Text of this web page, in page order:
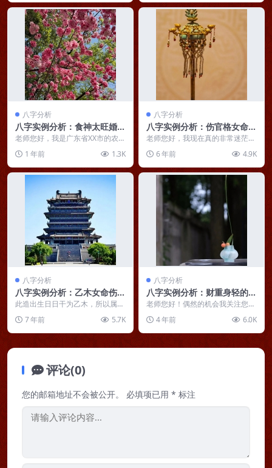
八字分析
八字实例分析：食神太旺婚姻
宫伏吟逢冲，听话懂事胆小情
路坎坷
老师您好，我是广东省XX市的农村
就班广州一所大专...
1 年前 1.3K
八字分析
八字实例分析：伤官格女命烂
桃花重重，盼望结婚却迟迟不
能如愿
老师您好，我现在真的非常迷茫，
利，属于靠自己就获得...
6 年前 4.9K
八字分析
八字实例分析：乙木女命伤官
用印金水相涵，读书出色才能
出众
此造出生日日干为乙木，所以属乙
什么特征：夏月火旺土...
7 年前 5.7K
八字分析
八字实例分析：财重身轻的甲
木男命，工作辛苦人懦弱
老师您好！偶然的机会我关注您
开始思索人生的意义，以...
4 年前 6.0K
评论(0)
您的邮箱地址不会被公开。 必填项已用 * 标注